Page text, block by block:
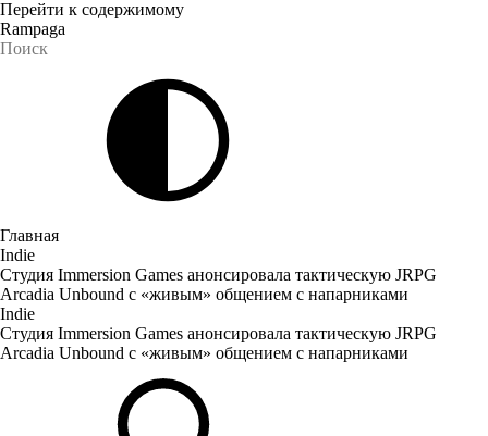
Перейти к содержимому
Rampaga
Главная
Indie
Студия Immersion Games анонсировала тактическую JRPG
Arcadia Unbound с «живым» общением с напарниками
Indie
Студия Immersion Games анонсировала тактическую JRPG
Arcadia Unbound с «живым» общением с напарниками